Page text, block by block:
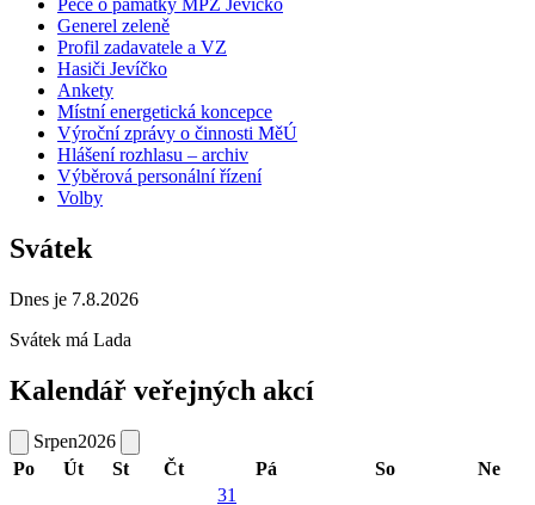
Generel zeleně
Profil zadavatele a VZ
Hasiči Jevíčko
Ankety
Místní energetická koncepce
Výroční zprávy o činnosti MěÚ
Hlášení rozhlasu – archiv
Výběrová personální řízení
Volby
Svátek
Dnes je 7.8.2026
Svátek má Lada
Kalendář veřejných akcí
Srpen2026
Po
Út St Čt Pá So Ne
31